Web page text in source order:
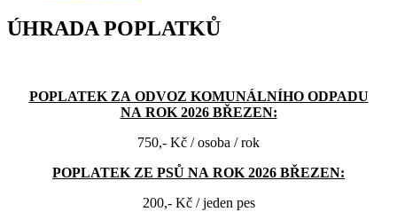
ÚHRADA POPLATKŮ
POPLATEK ZA ODVOZ KOMUNÁLNÍHO ODPADU
NA ROK 2026 BŘEZEN:
750,- Kč / osoba / rok
POPLATEK ZE PSŮ NA ROK 2026 BŘEZEN:
200,- Kč / jeden pes